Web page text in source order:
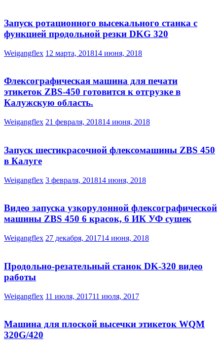
Запуск ротационного высекального станка с
функцией продольной резки DKG 320
Weigangflex 12 марта, 201814 июня, 2018
Флексографическая машина для печати
этикеток ZBS-450 готовится к отгрузке в
Калужскую область.
Weigangflex 21 февраля, 201814 июня, 2018
Запуск шестикрасочной флексомашины ZBS 450
в Калуге
Weigangflex 3 февраля, 201814 июня, 2018
Видео запуска узкорулонной флексографической
машины ZBS 450 6 красок, 6 ИК УФ сушек
Weigangflex 27 декабря, 201714 июня, 2018
Продольно-резательный станок DK-320 видео
работы
Weigangflex 11 июля, 201711 июля, 2017
Машина для плоской высечки этикеток WQM
320G/420